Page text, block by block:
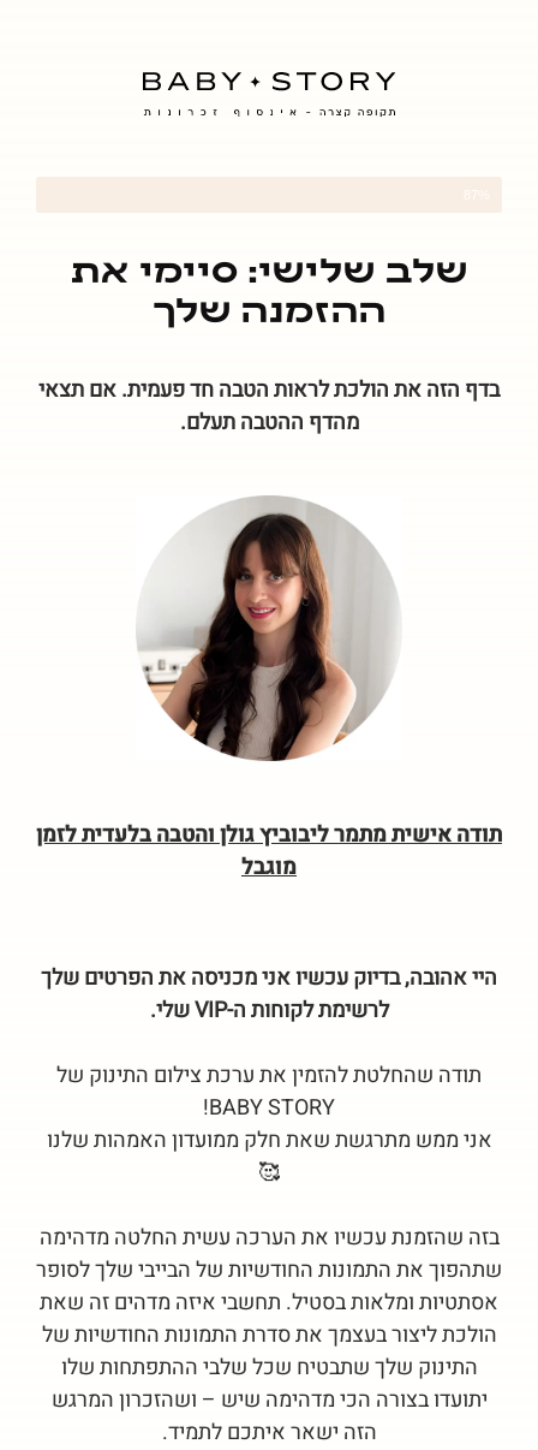
שלב 3 מתוך 3
87%
שלב שלישי: סיימי את
ההזמנה שלך
בדף הזה את הולכת לראות הטבה חד פעמית. אם תצאי
מהדף ההטבה תעלם.
תודה אישית מתמר ליבוביץ גולן והטבה בלעדית לזמן
מוגבל
היי אהובה, בדיוק עכשיו אני מכניסה את הפרטים שלך
לרשימת לקוחות ה-VIP שלי.
תודה שהחלטת להזמין את ערכת צילום התינוק של
BABY STORY!
אני ממש מתרגשת שאת חלק ממועדון האמהות שלנו
🥰
בזה שהזמנת עכשיו את הערכה עשית החלטה מדהימה
שתהפוך את התמונות החודשיות של הבייבי שלך לסופר
אסתטיות ומלאות בסטיל. תחשבי איזה מדהים זה שאת
הולכת ליצור בעצמך את סדרת התמונות החודשיות של
התינוק שלך שתבטיח שכל שלבי ההתפתחות שלו
יתועדו בצורה הכי מדהימה שיש – ושהזכרון המרגש
הזה ישאר איתכם לתמיד.